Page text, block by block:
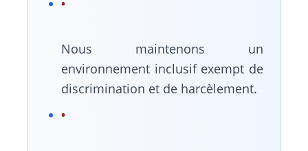
Nous maintenons un
environnement inclusif exempt de
discrimination et de harcèlement.